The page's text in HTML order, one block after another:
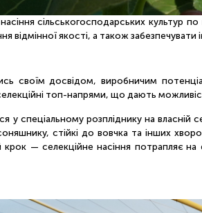
насіння сільськогосподарських
якості, а також забезпечувати
своїм досвідом, виробничим
топ-напрями, що дають
розпліднику на власній
стійкі до вовчка та інших
— селекційне насіння потрапляє